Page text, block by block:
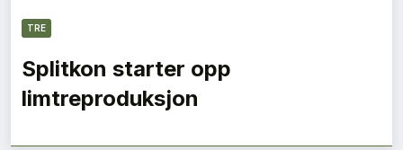
TRE
Splitkon starter opp
limtreproduksjon